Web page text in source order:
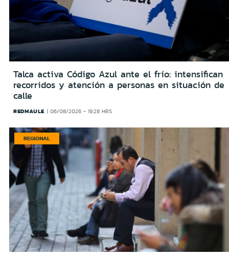
Talca activa Código Azul ante el frío: intensifican
recorridos y atención a personas en situación de
calle
REDMAULE 06/08/2026 - 19:28 HRS
REGIONAL